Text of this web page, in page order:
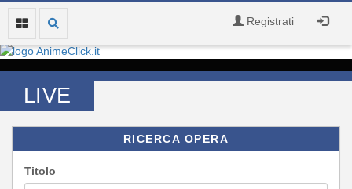
Registrati
LIVE
RICERCA OPERA
Titolo